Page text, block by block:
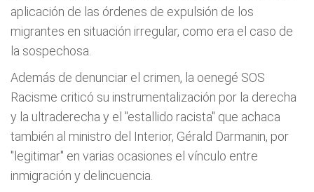
aplicación de las órdenes de expulsión de los
migrantes en situación irregular, como era el caso de
la sospechosa.
Además de denunciar el crimen, la oenegé SOS
Racisme criticó su instrumentalización por la derecha
y la ultraderecha y el "estallido racista" que achaca
también al ministro del Interior, Gérald Darmanin, por
"legitimar" en varias ocasiones el vínculo entre
inmigración y delincuencia.